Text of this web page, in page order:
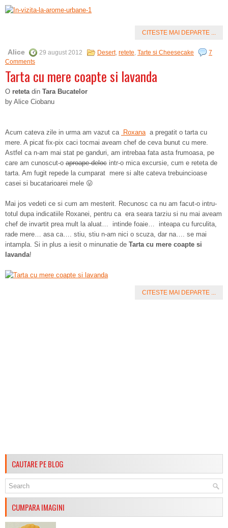
CITESTE MAI DEPARTE ...
Alice 29 august 2012 Desert, retete, Tarte si Cheesecake
7
Comments
Tarta cu mere coapte si lavanda
O retetadin Tara Bucatelor
by Alice Ciobanu
Acum cateva zile in urma am vazut ca Roxanaa pregatit o tarta cu
mere. A picat fix-pix caci tocmai aveam chef de ceva bunut cu mere.
Astfel ca n-am mai stat pe ganduri, am intrebaa fata asta frumoasa, pe
care am cunoscut-o aproape deloc intr-o mica excursie, cum e reteta de
tarta. Am fugit repede la cumparat mere si alte cateva trebuincioase
casei si bucatarioarei mele 😛
Mai jos vedeti ce si cum am mesterit. Recunosc ca nu am facut-o intru-
totul dupa indicatiile Roxanei, pentru ca era seara tarziu si nu mai aveam
chef de invartit prea mult la aluat… intinde foaie… inteapa cu furculita,
rade mere… asa ca…. stiu, stiu n-am nici o scuza, dar na…. se mai
intampla. Si in plus a iesit o minunatie de Tarta cu mere coapte si
lavanda!
CITESTE MAI DEPARTE ...
CAUTARE PE BLOG
CUMPARA IMAGINI